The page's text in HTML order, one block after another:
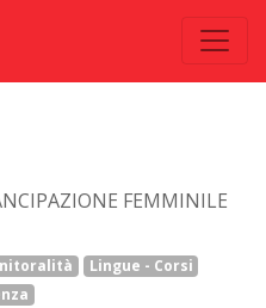
FEMMINILE
Lingue - Corsi